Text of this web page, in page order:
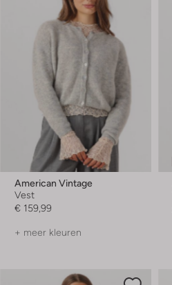
American Vintage
Vest
€ 159,99
+ meer kleuren